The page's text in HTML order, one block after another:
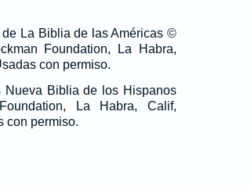
La Biblia de las Américas ©
Foundation, La Habra,
con permiso.
Nueva Biblia de los Hispanos
La Habra, Calif,
con permiso.